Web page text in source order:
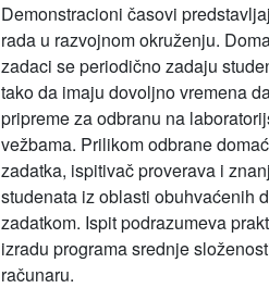
Demonstracioni časovi
rada u razvojnom okruženju.
zadaci se periodično zadaju
tako da imaju dovoljno vremena
pripreme za odbranu na
vežbama. Prilikom odbrane
zadatka, ispitivač proverava i
studenata iz oblasti obuhvaćenih
zadatkom. Ispit podrazumeva
izradu programa srednje
računaru.